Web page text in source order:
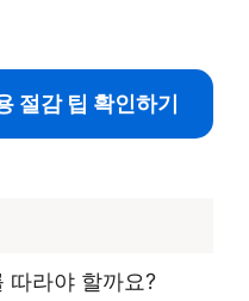
절감 팁 확인하기
따라야 할까요?